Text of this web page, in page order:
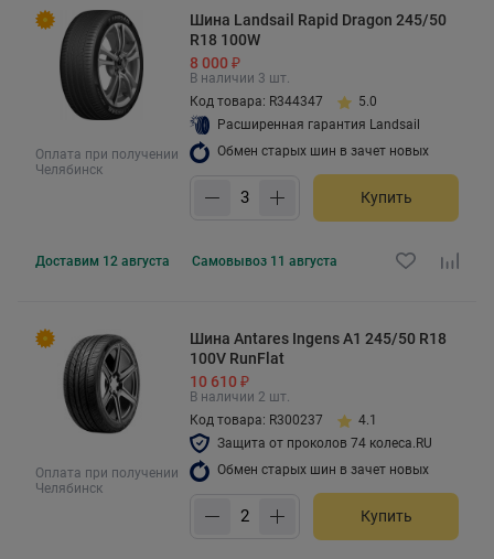
Оплата при получении
Челябинск
Шина Landsail Rapid Dragon 245/50
R18 100W
8 000 ₽
В наличии 3 шт.
Код товара: R344347
5.0
Расширенная гарантия Landsail
Обмен старых шин в зачет новых
Купить
Доставим 12 августа Самовывоз 11 августа
Оплата при получении
Челябинск
Шина Antares Ingens A1 245/50 R18
100V RunFlat
10 610 ₽
В наличии 2 шт.
Код товара: R300237
4.1
Защита от проколов 74 колеса.RU
Обмен старых шин в зачет новых
Купить